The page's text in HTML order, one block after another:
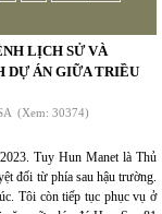
LỊCH SỬ VÀ
DỰ ÁN GIỮA TRIỀU
(Xem: 30374)
Tuy Hun Manet là Thủ
đối từ phía sau hậu trường.
Tôi còn tiếp tục phục vụ ở